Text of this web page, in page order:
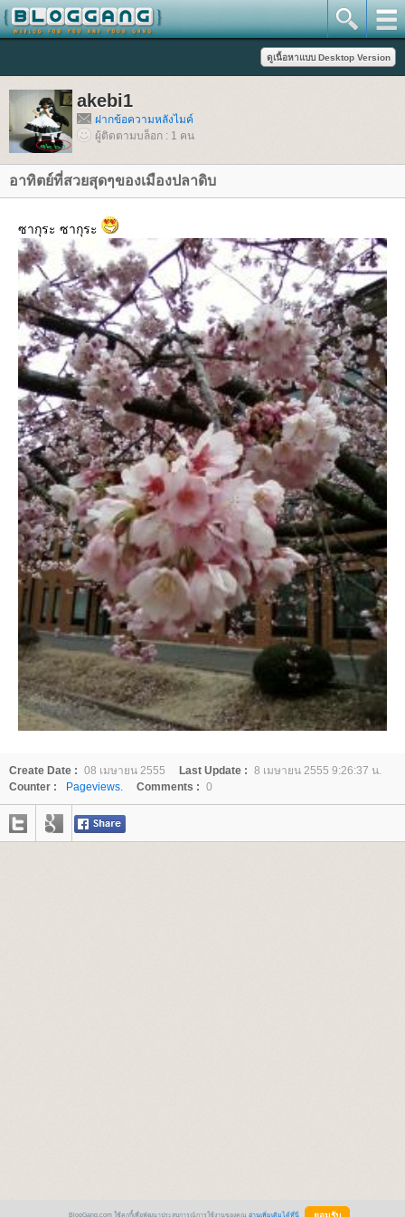
akebi1
ฝากข้อความหลังไมค์
ผู้ติดตามบล็อก : 1 คน
อาทิตย์ที่สวยสุดๆของเมืองปลาดิบ
ซากุระ ซากุระ
Create Date : 08 เมษายน 2555 Last Update : 8 เมษายน 2555 9:26:37 น.
Counter :
Pageviews. Comments : 0
BlogGang.com ใช้คุกกี้เพื่อพัฒนาประสบการณ์การใช้งานของคุณ อ่านเพิ่มเติมได้ที่นี่